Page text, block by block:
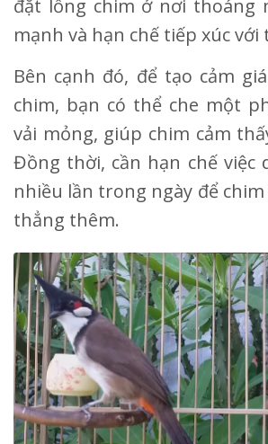
đặt lồng chim ở nơi thoáng
mạnh và hạn chế tiếp xúc với
Bên cạnh đó, để tạo cảm
chim, bạn có thể che một
vải mỏng, giúp chim cảm
Đồng thời, cần hạn chế việc
nhiều lần trong ngày để
thẳng thêm.